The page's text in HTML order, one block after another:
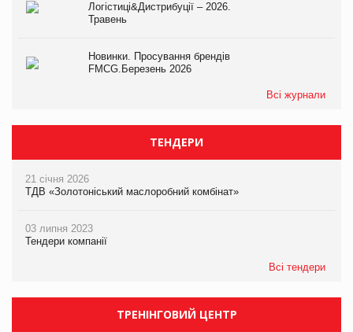
Логістиці&Дистрибуції – 2026.
Травень
Новинки. Просування брендів
FMCG.Березень 2026
Всі журнали
ТЕНДЕРИ
21 січня 2026
ТДВ «Золотоніський маслоробний комбінат»
03 липня 2023
Тендери компанії
Всі тендери
ТРЕНІНГОВИЙ ЦЕНТР